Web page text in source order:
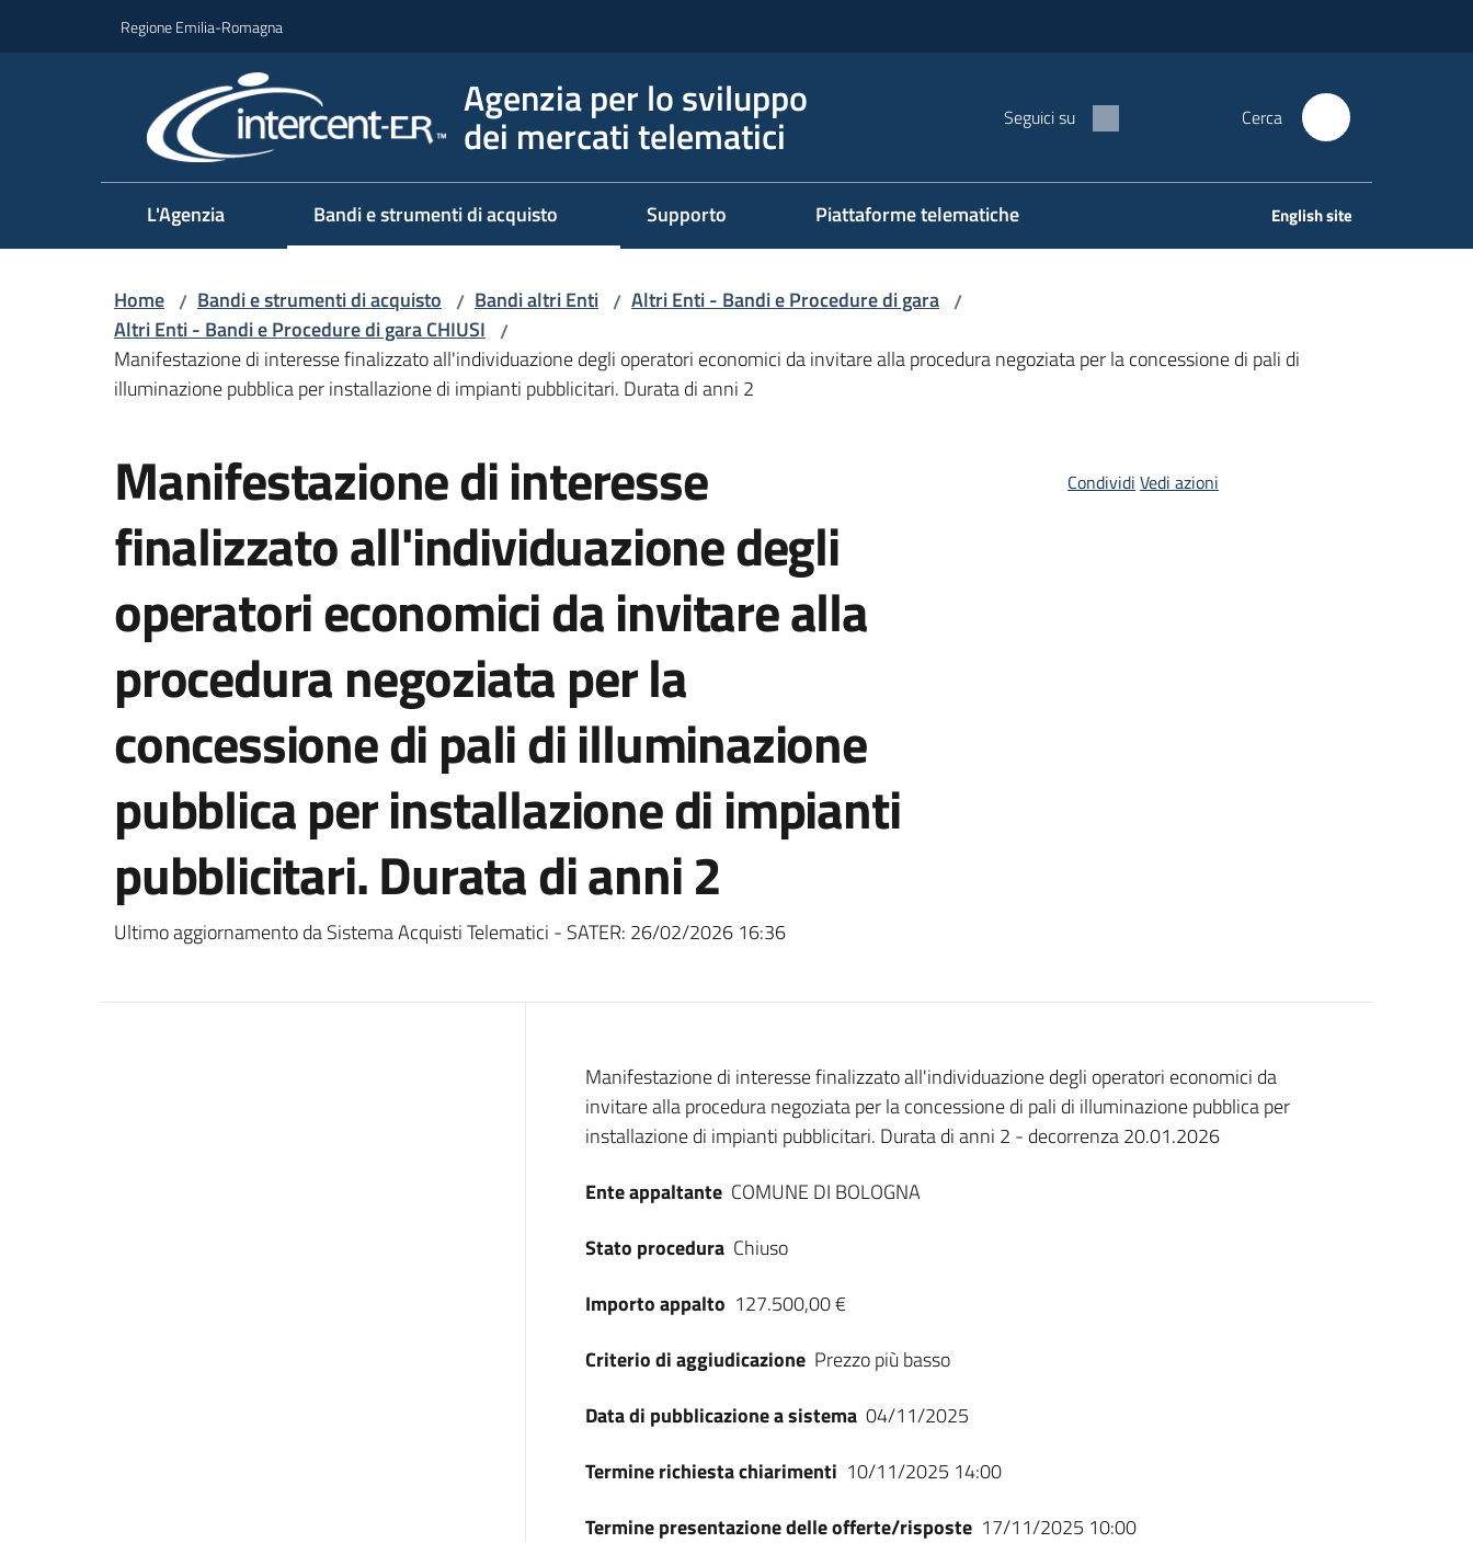
Regione Emilia-Romagna
Agenzia per lo sviluppo
dei mercati telematici Seguici su Cerca
L'Agenzia Bandi e strumenti di acquisto Supporto Piattaforme telematiche English site
Home / Bandi e strumenti di acquisto / Bandi altri Enti / Altri Enti - Bandi e Procedure di gara /
Altri Enti - Bandi e Procedure di gara CHIUSI /
Manifestazione di interesse finalizzato all'individuazione degli operatori economici da invitare alla procedura negoziata per la concessione di pali di
illuminazione pubblica per installazione di impianti pubblicitari. Durata di anni 2
Manifestazione di interesse
finalizzato all'individuazione degli
operatori economici da invitare alla
procedura negoziata per la
concessione di pali di illuminazione
pubblica per installazione di impianti
pubblicitari. Durata di anni 2
Ultimo aggiornamento da Sistema Acquisti Telematici - SATER: 26/02/2026 16:36
Condividi Vedi azioni
Dati del bando
Manifestazione di interesse finalizzato all'individuazione degli operatori economici da
invitare alla procedura negoziata per la concessione di pali di illuminazione pubblica per
installazione di impianti pubblicitari. Durata di anni 2 - decorrenza 20.01.2026
Ente appaltante COMUNE DI BOLOGNA
Stato procedura Chiuso
Importo appalto 127.500,00 €
Criterio di aggiudicazione Prezzo più basso
Data di pubblicazione a sistema 04/11/2025
Termine richiesta chiarimenti 10/11/2025 14:00
Termine presentazione delle offerte/risposte 17/11/2025 10:00